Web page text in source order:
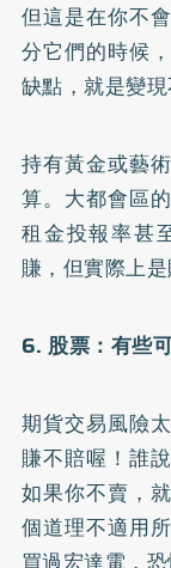
但這是在你不
分它們的時候
缺點，就是變
持有黃金或藝
算。大都會區
租金投報率甚
賺，但實際上是
6. 股票：有些
期貨交易風險
賺不賠喔！誰
如果你不賣，
個道理不適用